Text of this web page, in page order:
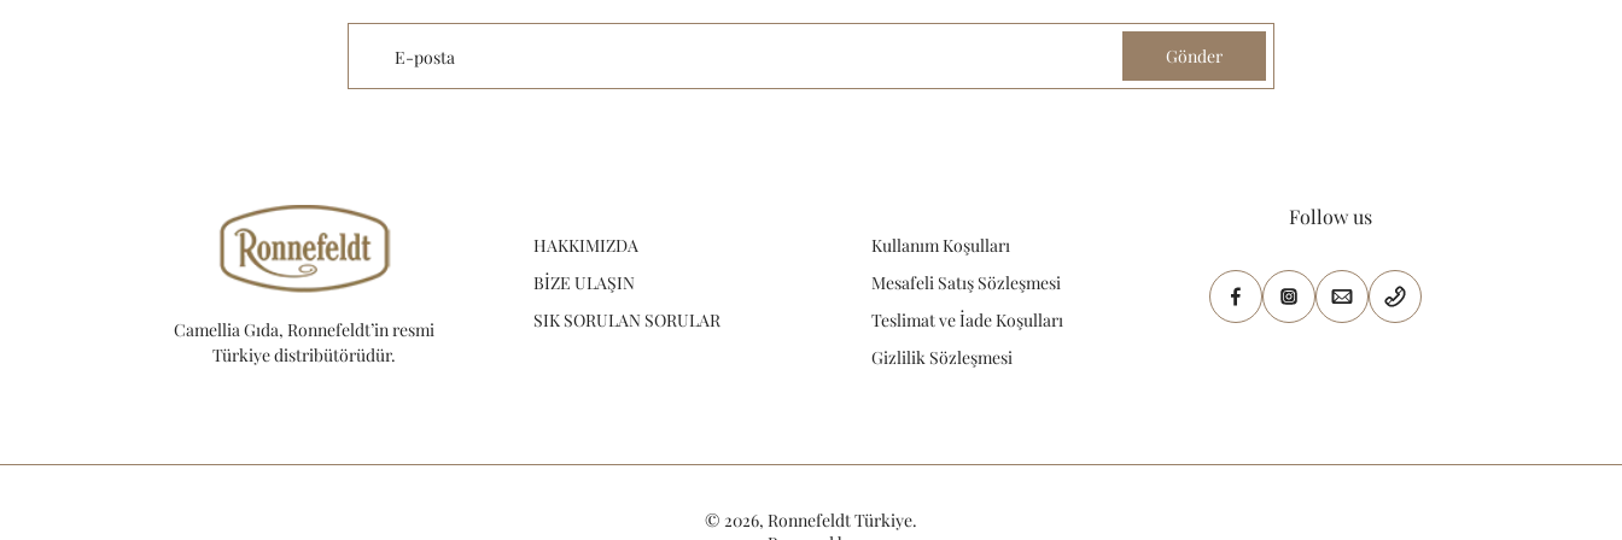
E-posta Gönder
Camellia Gıda, Ronnefeldt’in resmi
Türkiye distribütörüdür.
HAKKIMIZDA
BİZE ULAŞIN
SIK SORULAN SORULAR
Kullanım Koşulları
Mesafeli Satış Sözleşmesi
Teslimat ve İade Koşulları
Gizlilik Sözleşmesi
Follow us
© 2026, Ronnefeldt Türkiye.